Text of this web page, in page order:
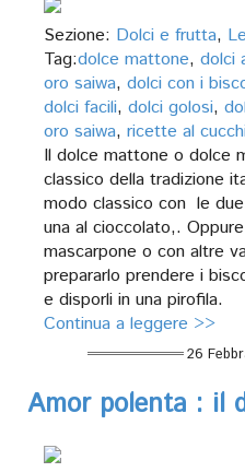
Sezione: Dolci e frutta,
Tag:dolce mattone, dolci
oro saiwa, dolci con i
dolci facili, dolci golosi,
oro saiwa, ricette al
Il dolce mattone o dolce
classico della tradizione
modo classico con le
una al cioccolato,.
mascarpone o con altre
prepararlo prendere i
e disporli in una pirofila.
Continua a leggere >>
26
Amor polenta : il